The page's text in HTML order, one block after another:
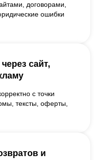
договорами,
ошибки
сайт,
с точки
тексты, оферты,
и